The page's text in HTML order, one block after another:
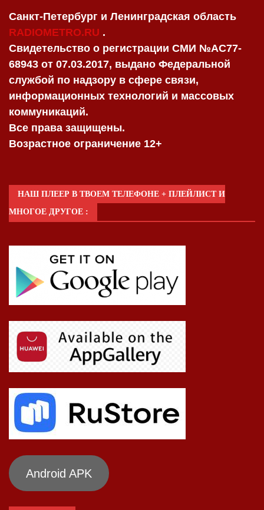
Санкт-Петербург и Ленинградская область
RADIOMETRO.RU .
Свидетельство о регистрации СМИ №AC77-
68943 от 07.03.2017, выдано Федеральной
службой по надзору в сфере связи,
информационных технологий и массовых
коммуникаций.
Все права защищены.
Возрастное ограничение 12+
НАШ ПЛЕЕР В ТВОЕМ ТЕЛЕФОНЕ + ПЛЕЙЛИСТ И
МНОГОЕ ДРУГОЕ :
Android APK